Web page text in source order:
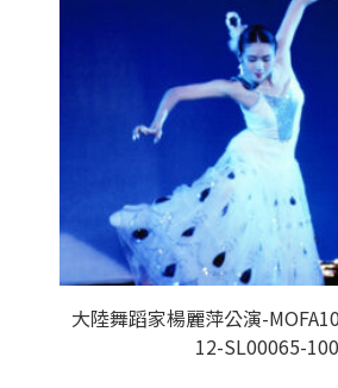
大陸舞蹈家楊麗萍公演-
12-SL00065-100